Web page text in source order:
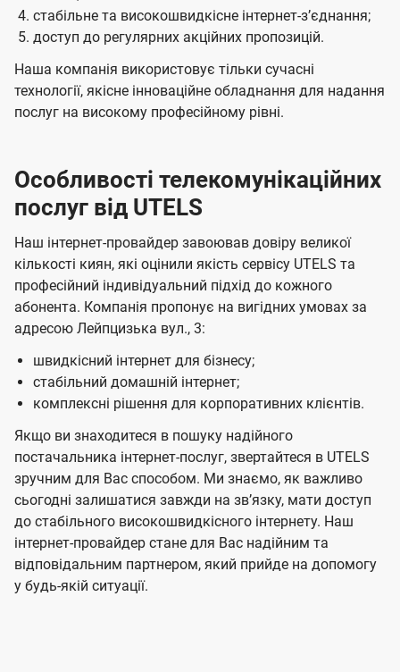
стабільне та високошвидкісне інтернет-зʼєднання;
доступ до регулярних акційних пропозицій.
Наша компанія використовує тільки сучасні
технології, якісне інноваційне обладнання для надання
послуг на високому професійному рівні.
Особливості телекомунікаційних
послуг від UTELS
Наш інтернет-провайдер завоював довіру великої
кількості киян, які оцінили якість сервісу UTELS та
професійний індивідуальний підхід до кожного
абонента. Компанія пропонує на вигідних умовах за
адресою Лейпцизька вул., 3:
швидкісний інтернет для бізнесу;
стабільний домашній інтернет;
комплексні рішення для корпоративних клієнтів.
Якщо ви знаходитеся в пошуку надійного
постачальника інтернет-послуг, звертайтеся в UTELS
зручним для Вас способом. Ми знаємо, як важливо
сьогодні залишатися завжди на звʼязку, мати доступ
до стабільного високошвидкісного інтернету. Наш
інтернет-провайдер стане для Вас надійним та
відповідальним партнером, який прийде на допомогу
у будь-якій ситуації.